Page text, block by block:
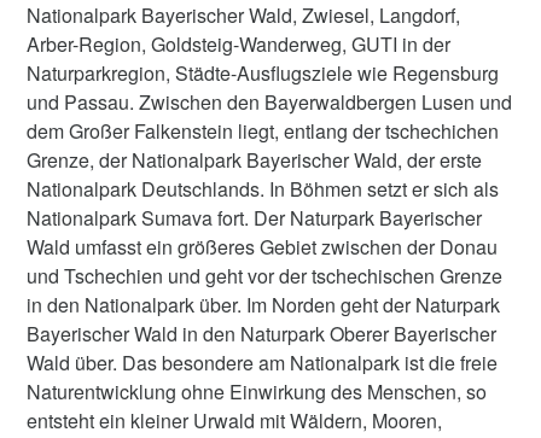
Nationalpark Bayerischer Wald, Zwiesel, Langdorf,
Arber-Region, Goldsteig-Wanderweg, GUTI in der
Naturparkregion, Städte-Ausflugsziele wie Regensburg
und Passau. Zwischen den Bayerwaldbergen Lusen und
dem Großer Falkenstein liegt, entlang der tschechichen
Grenze, der Nationalpark Bayerischer Wald, der erste
Nationalpark Deutschlands. In Böhmen setzt er sich als
Nationalpark Sumava fort. Der Naturpark Bayerischer
Wald umfasst ein größeres Gebiet zwischen der Donau
und Tschechien und geht vor der tschechischen Grenze
in den Nationalpark über. Im Norden geht der Naturpark
Bayerischer Wald in den Naturpark Oberer Bayerischer
Wald über. Das besondere am Nationalpark ist die freie
Naturentwicklung ohne Einwirkung des Menschen, so
entsteht ein kleiner Urwald mit Wäldern, Mooren,